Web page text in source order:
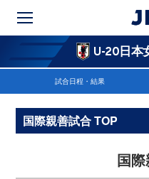
U-20日本
試合日程・結果
国際親善試合 TOP
国